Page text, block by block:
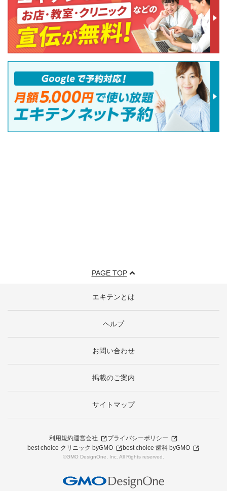
PAGE TOP
エキテンとは
ヘルプ
お問い合わせ
掲載のご案内
サイトマップ
利用規約運営会社
プライバシーポリシー
best choice クリニック byGMO
best choice 歯科 byGMO
©GMO DesignOne, Inc. All Rights reserved.